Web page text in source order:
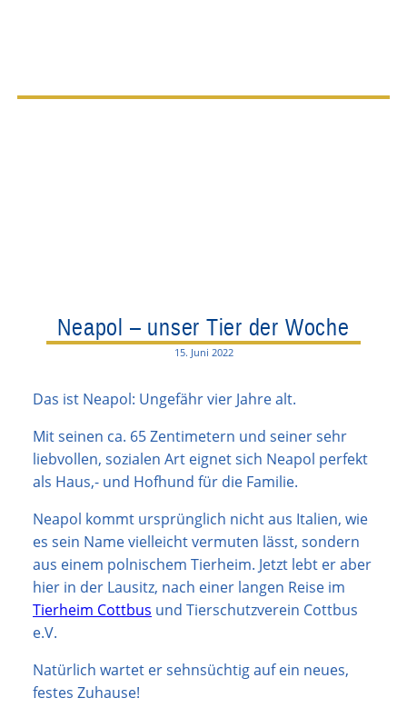
Neapol – unser Tier der Woche
15. Juni 2022
Das ist Neapol: Ungefähr vier Jahre alt.
Mit seinen ca. 65 Zentimetern und seiner sehr
liebvollen, sozialen Art eignet sich Neapol perfekt
als Haus,- und Hofhund für die Familie.
Neapol kommt ursprünglich nicht aus Italien, wie
es sein Name vielleicht vermuten lässt, sondern
aus einem polnischem Tierheim. Jetzt lebt er aber
hier in der Lausitz, nach einer langen Reise im
Tierheim Cottbus und Tierschutzverein Cottbus
e.V.
Natürlich wartet er sehnsüchtig auf ein neues,
festes Zuhause!